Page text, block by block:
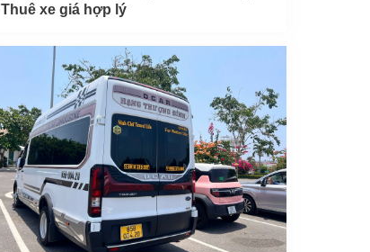
Thuê xe giá hợp lý